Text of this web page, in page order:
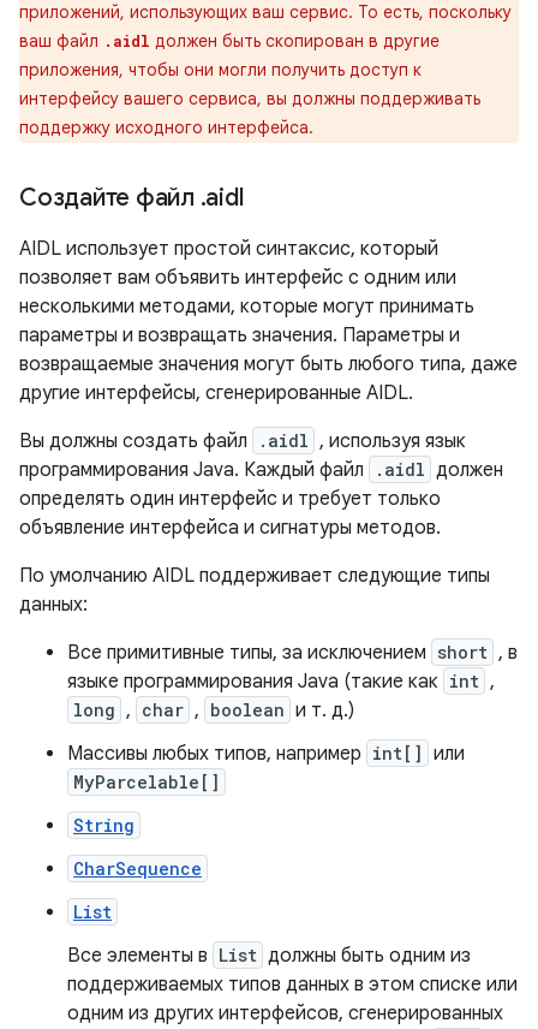
приложений, использующих ваш сервис. То есть, поскольку
ваш файл .aidl должен быть скопирован в другие
приложения, чтобы они могли получить доступ к
интерфейсу вашего сервиса, вы должны поддерживать
поддержку исходного интерфейса.
Создайте файл .aidl
AIDL использует простой синтаксис, который
позволяет вам объявить интерфейс с одним или
несколькими методами, которые могут принимать
параметры и возвращать значения. Параметры и
возвращаемые значения могут быть любого типа, даже
другие интерфейсы, сгенерированные AIDL.
Вы должны создать файл
.aidl , используя язык
программирования Java. Каждый файл
.aidl должен
определять один интерфейс и требует только
объявление интерфейса и сигнатуры методов.
По умолчанию AIDL поддерживает следующие типы
данных:
Все примитивные типы, за исключением short , в
языке программирования Java (такие как int ,
long , char , boolean и т. д.)
Массивы любых типов, например int[] или
MyParcelable[]
String
CharSequence
List
Все элементы в List должны быть одним из
поддерживаемых типов данных в этом списке или
одним из других интерфейсов, сгенерированных